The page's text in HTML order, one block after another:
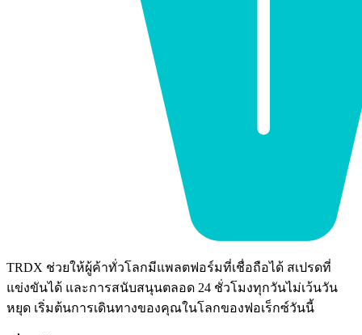
TRDX ช่วยให้ผู้ค้าทั่วโลกมีแพลตฟอร์มที่เชื่อถือได้ สเปรดที่
แข่งขันได้ และการสนับสนุนตลอด 24 ชั่วโมงทุกวันไม่เว้นวัน
หยุด เริ่มต้นการเดินทางของคุณในโลกของฟอเร็กซ์วันนี้